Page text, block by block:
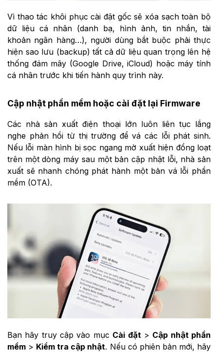
Vì thao tác khôi phục cài đặt gốc sẽ xóa sạch toàn bộ
dữ liệu cá nhân (danh bạ, hình ảnh, tin nhắn, tài
khoản ngân hàng…), người dùng bắt buộc phải thực
hiện sao lưu (backup) tất cả dữ liệu quan trọng lên hệ
thống đám mây (Google Drive, iCloud) hoặc máy tính
cá nhân trước khi tiến hành quy trình này.
Cập nhật phần mềm hoặc cài đặt lại Firmware
Các nhà sản xuất điện thoại lớn luôn liên tục lắng
nghe phản hồi từ thị trường để vá các lỗi phát sinh.
Nếu lỗi màn hình bị sọc ngang mờ xuất hiện đồng loạt
trên một dòng máy sau một bản cập nhật lỗi, nhà sản
xuất sẽ nhanh chóng phát hành một bản vá lỗi phần
mềm (OTA).
Bạn hãy truy cập vào mục Cài đặt > Cập nhật phần
mềm > Kiểm tra cập nhật. Nếu có phiên bản mới, hãy